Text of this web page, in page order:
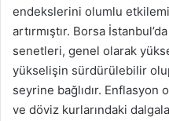
endekslerini olumlu
artırmıştır. Borsa
senetleri, genel olarak
yükselişin sürdürülebilir
seyrine bağlıdır. Enflasyon
ve döviz kurlarındaki